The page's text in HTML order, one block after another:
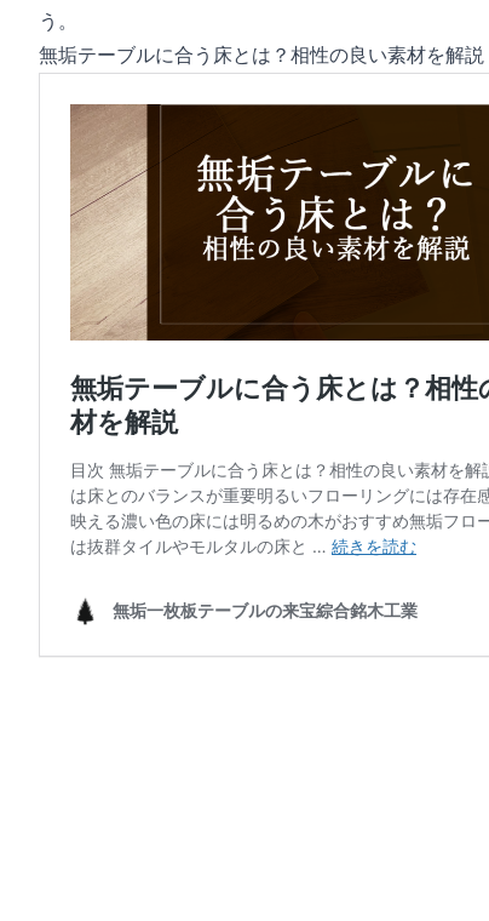
う。
無垢テーブルに合う床とは？相性の良い素材を解説